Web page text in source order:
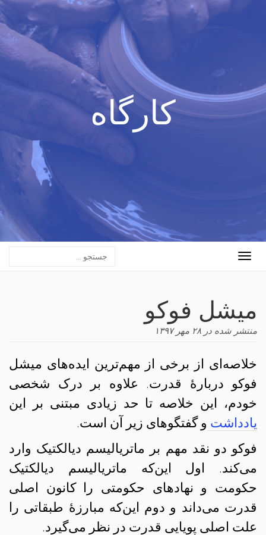
کارگاه
Toggle
میشل فوکو
منتشر شده در ۲۸ مهر ۱۳۹۷
خلاصه‌ای از برخی از مهم‌ترین ایده‌های میشل
فوکو دربارهٔ قدرت. علاوه بر درک شخصی
خودم، این خلاصه تا حد زیادی مبتنی بر این
یادداشت و گفتگوهای زیر آن است.
فوکو دو نقد مهم بر ماتریالیسم دیالکتیک وارد
می‌کند. اول این‌که ماتریالیسم دیالکتیک
حکومت و نهادهای حکومتی را کانون اصلی
قدرت می‌داند و دوم این‌که مبارزهٔ طبقاتی را
علت اصلی پویایی قدرت در نظر می‌گیرد.